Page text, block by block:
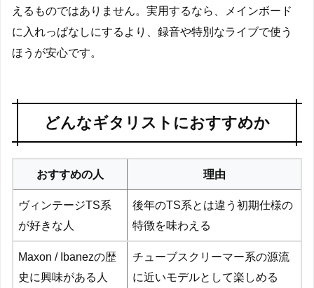
えるものではありません。実用するなら、メインボード
に入れっぱなしにするより、録音や特別なライブで使う
ほうが安心です。
どんなギタリストにおすすめか
おすすめの人 理由
ヴィンテージTS系
が好きな人
後年のTS系とは違う初期仕様の
特徴を味わえる
Maxon / Ibanezの歴
史に興味がある人
チューブスクリーマー系の源流
に近いモデルとして楽しめる